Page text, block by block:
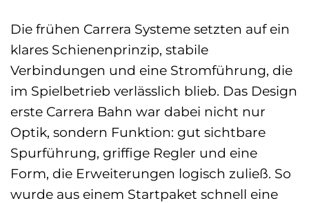
Die frühen Carrera Systeme setzten auf ein
klares Schienenprinzip, stabile
Verbindungen und eine Stromführung, die
im Spielbetrieb verlässlich blieb. Das Design
erste Carrera Bahn war dabei nicht nur
Optik, sondern Funktion: gut sichtbare
Spurführung, griffige Regler und eine
Form, die Erweiterungen logisch zuließ. So
wurde aus einem Startpaket schnell eine